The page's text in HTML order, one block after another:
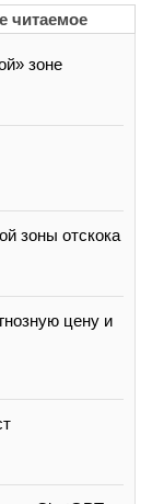
читаемое
зоне
зоны отскока
цену и